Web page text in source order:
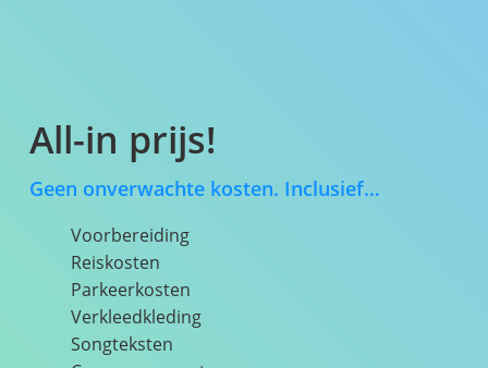
All-in prijs!
Geen onverwachte kosten. Inclusief…
Voorbereiding
Reiskosten
Parkeerkosten
Verkleedkleding
Songteksten